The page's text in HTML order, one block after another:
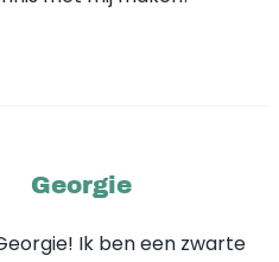
Georgie
Ik ben een zwarte